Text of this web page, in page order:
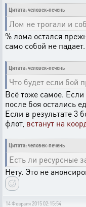
Цитата: человек-печень
Лом не трогали и
% лома остался
само собой не падает.
Цитата: человек-печень
Что будет если бой
Всё тоже самое.
после боя остались
Если в результате 3
флот, встанут на
Цитата: человек-печень
Есть ли ресурсные
Нету. Это не
14 Февраля 2015 02:15:54